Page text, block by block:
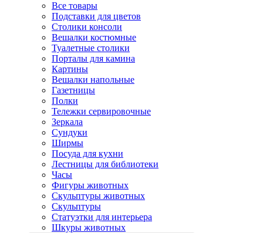
Все товары
Подставки для цветов
Столики консоли
Вешалки костюмные
Туалетные столики
Порталы для камина
Картины
Вешалки напольные
Газетницы
Полки
Тележки сервировочные
Зеркала
Сундуки
Ширмы
Посуда для кухни
Лестницы для библиотеки
Часы
Фигуры животных
Скульптуры животных
Скульптуры
Статуэтки для интерьера
Шкуры животных